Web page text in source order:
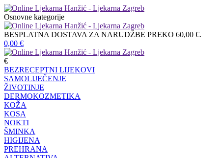
Osnovne kategorije
BESPLATNA DOSTAVA ZA NARUDŽBE PREKO 60,00 €.
0,00 €
€
BEZRECEPTNI LIJEKOVI
SAMOLIJEČENJE
ŽIVOTINJE
DERMOKOZMETIKA
KOŽA
KOSA
NOKTI
ŠMINKA
HIGIJENA
PREHRANA